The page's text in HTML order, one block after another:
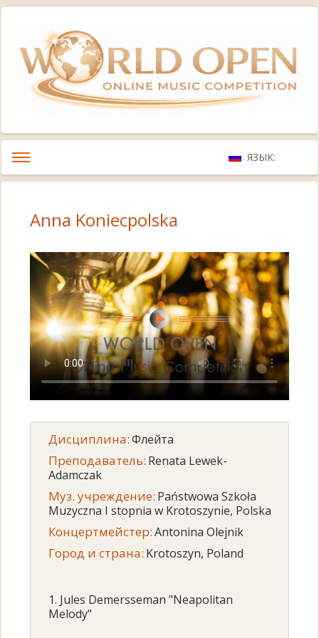
ЯЗЫК:
Anna Koniecpolska
Дисциплина:Флейта
Преподаватель: Renata Lewek-
Adamczak
Муз. учреждение: Państwowa Szkoła
Muzyczna I stopnia w Krotoszynie, Polska
Концертмейстер:Antonina Olejnik
Город и страна: Krotoszyn, Poland
1. Jules Demersseman "Neapolitan
Melody"